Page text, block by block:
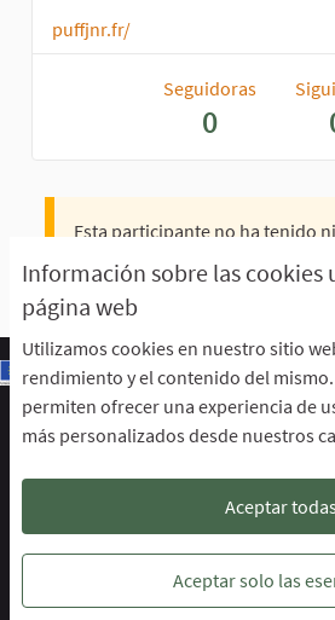
Información sobre las cookies
página web
Utilizamos cookies en nuestro sitio
rendimiento y el contenido del
permiten ofrecer una experiencia de
más personalizados desde nuestros
Aceptar todas
Aceptar solo las
puffjnr.fr/
Seguidoras
0
Esta participante no ha tenido
todavía.
Escuela de Participación
Área de Participación
Descargar ficheros de
Configuración de
Escuela de
Escuela